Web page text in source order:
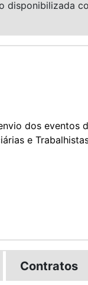
dos eventos
e
Contratos